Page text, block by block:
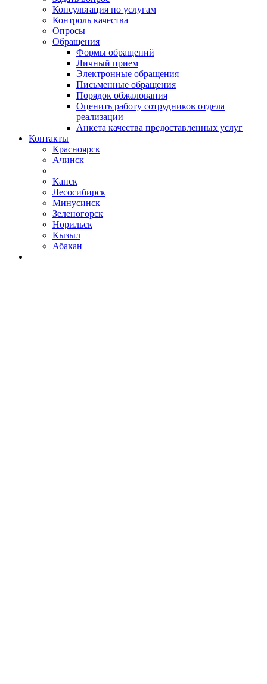
Консультация по услугам
Контроль качества
Опросы
Обращения
Формы обращений
Личный прием
Электронные обращения
Письменные обращения
Порядок обжалования
Оценить работу сотрудников отдела
реализации
Анкета качества предоставленных услуг
Контакты
Красноярск
Ачинск
Канск
Лесосибирск
Минусинск
Зеленогорск
Норильск
Кызыл
Абакан